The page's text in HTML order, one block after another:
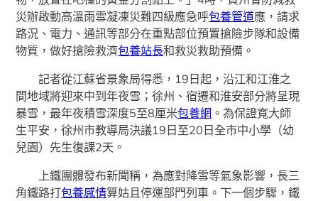
災辦啟動高溫雨雪凝凍災難四級應急呼包養管道應，請求
路況、電力、通訊等部分在重點部位預置搶險步隊和設備
物質，做好搶險救濟包養站長和救災救助預備。
記者從江蘇省景象局得悉，19日起，沿江和江淮之
間地域將迎來中到年夜雪；徐州、宿遷和淮安部分將呈現
暴雪，最年夜積雪深度5至8厘米包養網 。為保證寬大師
生平安，徐州市教導局決議19日至20日全市中小學（幼
兒園）先生復課2天。
上鐵團體發布新聞稱，為應對降雪等氣象影響，長三
角鐵路打包養感情算姑且停運部門列車。下一個步驟，鐵